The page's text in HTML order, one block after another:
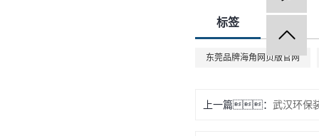
标签
东莞品牌海角网页版官网
上一篇： 武汉环保